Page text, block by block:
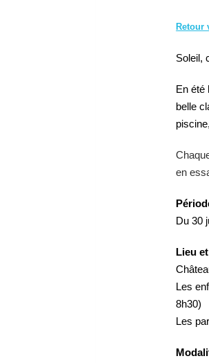
Retour
Soleil,
En été
belle
en
Du 30
Lieu
Les
8h30)
Les